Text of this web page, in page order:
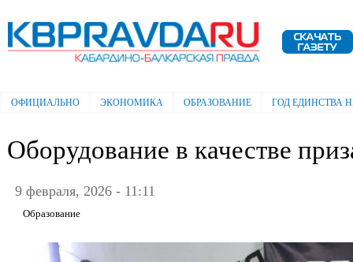
Электронная газета "Кабардино-
Балкарская правда"
Главное меню
ОФИЦИАЛЬНО ЭКОНОМИКА ОБРАЗОВАНИЕ ГОД ЕДИНСТВА
Оборудование в качестве
9 февраля, 2026 - 11:11
Образование